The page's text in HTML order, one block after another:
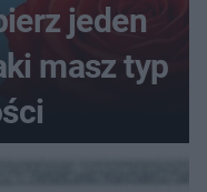
jeden
masz typ